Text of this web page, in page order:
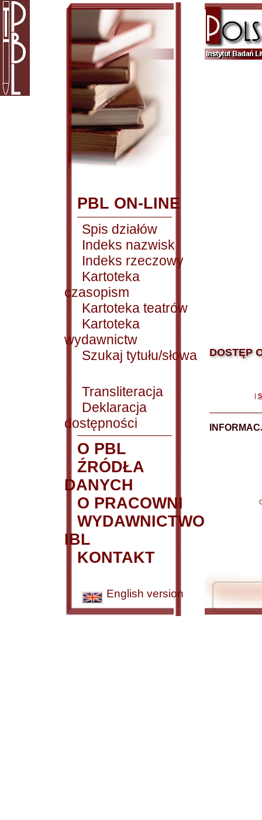
PBL ON-LINE
Spis działów
Indeks nazwisk
Indeks rzeczowy
Kartoteka
czasopism
Kartoteka teatrów
Kartoteka
wydawnictw
Szukaj tytułu/słowa
Transliteracja
Deklaracja
dostępności
O PBL
ŹRÓDŁA
DANYCH
O PRACOWNI
WYDAWNICTWO
IBL
KONTAKT
English version
DOSTĘP
|